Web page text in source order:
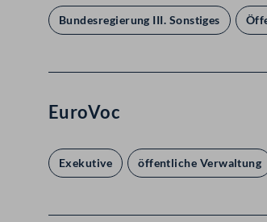
Bundesregierung III. Sonstiges
EuroVoc
Exekutive öffentliche Verwaltung